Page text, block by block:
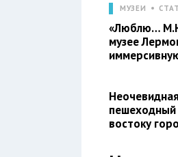
МУЗЕИ
«Люблю…
музее
востоку